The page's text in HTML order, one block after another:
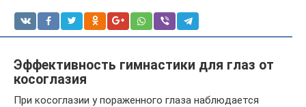
Эффективность гимнастики для глаз от
косоглазия
При косоглазии у пораженного глаза наблюдается